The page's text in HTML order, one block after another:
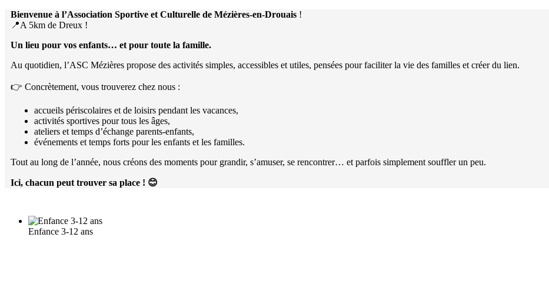
Bienvenue à l’Association Sportive et Culturelle de Mézières-en-Drouais !
📍A 5km de Dreux !
Un lieu pour vos enfants… et pour toute la famille.
Au quotidien, l’ASC Mézières propose des activités simples, accessibles et utiles, pensées pour faciliter la vie des familles et créer du lien.
👉 Concrètement, vous trouverez chez nous :
accueils périscolaires et de loisirs pendant les vacances,
activités sportives pour tous les âges,
ateliers et temps d’échange parents-enfants,
événements et temps forts pour les enfants et les familles.
Tout au long de l’année, nous créons des moments pour grandir, s’amuser, se rencontrer… et parfois simplement souffler un peu.
Ici, chacun peut trouver sa place ! 😊
Enfance 3-12 ans